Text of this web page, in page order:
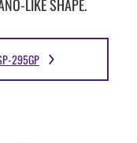
LIKE SHAPE.
295GP